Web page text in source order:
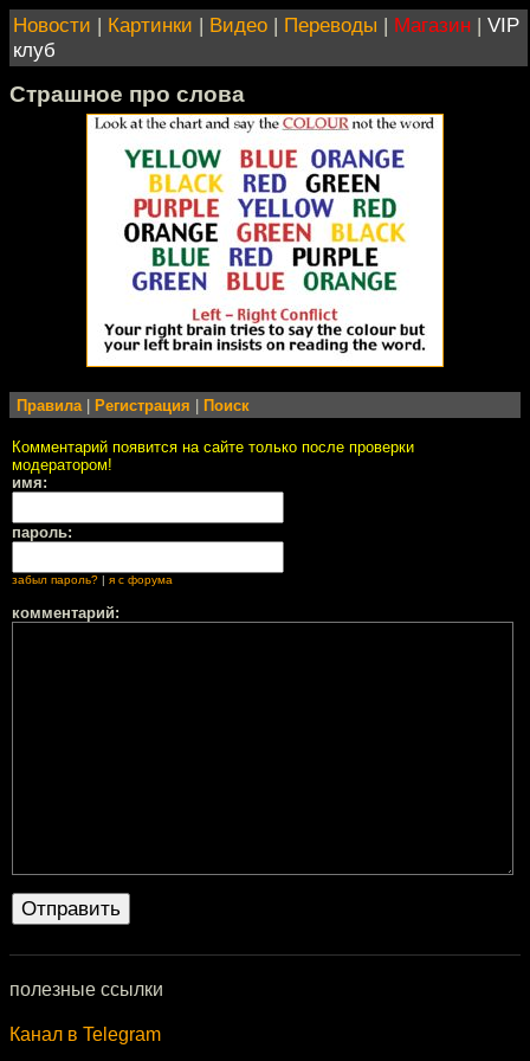
Новости | Картинки | Видео | Переводы | Магазин | VIP
клуб
Страшное про слова
Правила Регистрация Поиск
Комментарий появится на сайте только после проверки
модератором!
имя:
пароль:
забыл пароль? | я с форума
комментарий:
полезные ссылки
Канал в Telegram